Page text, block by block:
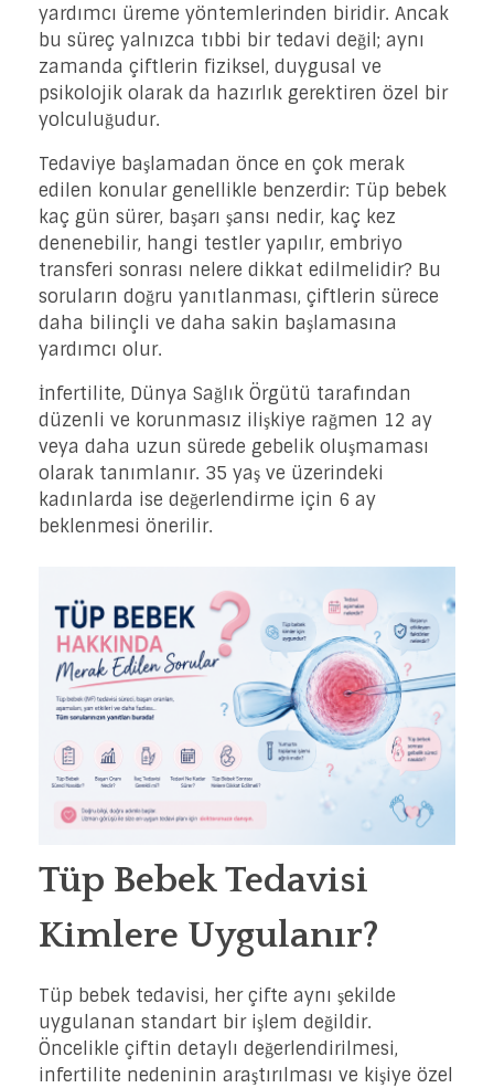
yardımcı üreme yöntemlerinden biridir. Ancak
bu süreç yalnızca tıbbi bir tedavi değil; aynı
zamanda çiftlerin fiziksel, duygusal ve
psikolojik olarak da hazırlık gerektiren özel bir
yolculuğudur.
Tedaviye başlamadan önce en çok merak
edilen konular genellikle benzerdir: Tüp bebek
kaç gün sürer, başarı şansı nedir, kaç kez
denenebilir, hangi testler yapılır, embriyo
transferi sonrası nelere dikkat edilmelidir? Bu
soruların doğru yanıtlanması, çiftlerin sürece
daha bilinçli ve daha sakin başlamasına
yardımcı olur.
İnfertilite, Dünya Sağlık Örgütü tarafından
düzenli ve korunmasız ilişkiye rağmen 12 ay
veya daha uzun sürede gebelik oluşmaması
olarak tanımlanır. 35 yaş ve üzerindeki
kadınlarda ise değerlendirme için 6 ay
beklenmesi önerilir.
Tüp Bebek Tedavisi
Kimlere Uygulanır?
Tüp bebek tedavisi, her çifte aynı şekilde
uygulanan standart bir işlem değildir.
Öncelikle çiftin detaylı değerlendirilmesi,
infertilite nedeninin araştırılması ve kişiye özel